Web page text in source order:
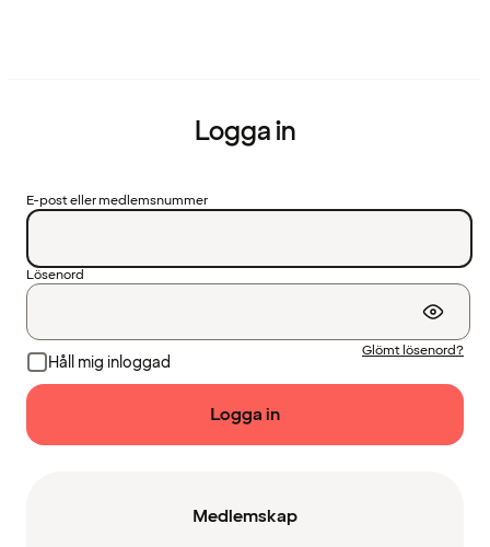
Logga in
E-post eller medlemsnummer
Lösenord
Håll mig inloggad
Glömt lösenord?
Logga in
Medlemskap